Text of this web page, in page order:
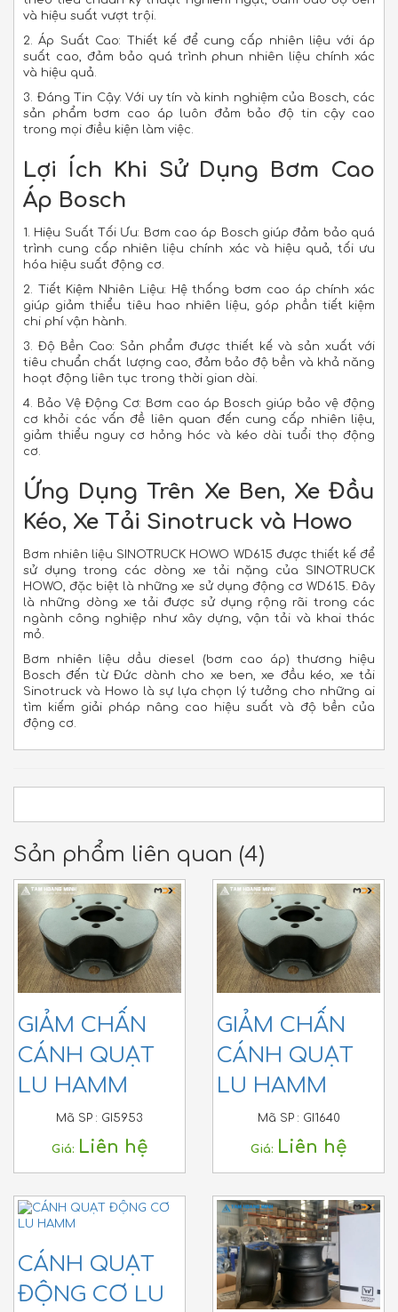
và hiệu suất vượt trội.
2. Áp Suất Cao: Thiết kế để cung cấp nhiên liệu với áp
suất cao, đảm bảo quá trình phun nhiên liệu chính xác
và hiệu quả.
3. Đáng Tin Cậy: Với uy tín và kinh nghiệm của Bosch, các
sản phẩm bơm cao áp luôn đảm bảo độ tin cậy cao
trong mọi điều kiện làm việc.
Lợi Ích Khi Sử Dụng Bơm Cao
Áp Bosch
1. Hiệu Suất Tối Ưu: Bơm cao áp Bosch giúp đảm bảo quá
trình cung cấp nhiên liệu chính xác và hiệu quả, tối ưu
hóa hiệu suất động cơ.
2. Tiết Kiệm Nhiên Liệu: Hệ thống bơm cao áp chính xác
giúp giảm thiểu tiêu hao nhiên liệu, góp phần tiết kiệm
chi phí vận hành.
3. Độ Bền Cao: Sản phẩm được thiết kế và sản xuất với
tiêu chuẩn chất lượng cao, đảm bảo độ bền và khả năng
hoạt động liên tục trong thời gian dài.
4. Bảo Vệ Động Cơ: Bơm cao áp Bosch giúp bảo vệ động
cơ khỏi các vấn đề liên quan đến cung cấp nhiên liệu,
giảm thiểu nguy cơ hỏng hóc và kéo dài tuổi thọ động
cơ.
Ứng Dụng Trên Xe Ben, Xe Đầu
Kéo, Xe Tải Sinotruck và Howo
Bơm nhiên liệu SINOTRUCK HOWO WD615 được thiết kế để
sử dụng trong các dòng xe tải nặng của SINOTRUCK
HOWO, đặc biệt là những xe sử dụng động cơ WD615. Đây
là những dòng xe tải được sử dụng rộng rãi trong các
ngành công nghiệp như xây dựng, vận tải và khai thác
mỏ.
Bơm nhiên liệu dầu diesel (bơm cao áp) thương hiệu
Bosch đến từ Đức dành cho xe ben, xe đầu kéo, xe tải
Sinotruck và Howo là sự lựa chọn lý tưởng cho những ai
tìm kiếm giải pháp nâng cao hiệu suất và độ bền của
động cơ.
Sản phẩm liên quan (4)
GIẢM CHẤN
CÁNH QUẠT
LU HAMM
Mã SP : GI5953
Giá: Liên hệ
GIẢM CHẤN
CÁNH QUẠT
LU HAMM
Mã SP : GI1640
Giá: Liên hệ
CÁNH QUẠT
ĐỘNG CƠ LU